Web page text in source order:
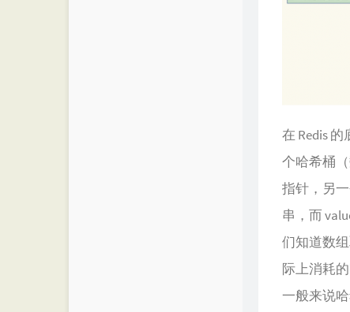
在 Redis
个哈希桶
指针，另
串，而
们知道数
际上消耗
一般来说